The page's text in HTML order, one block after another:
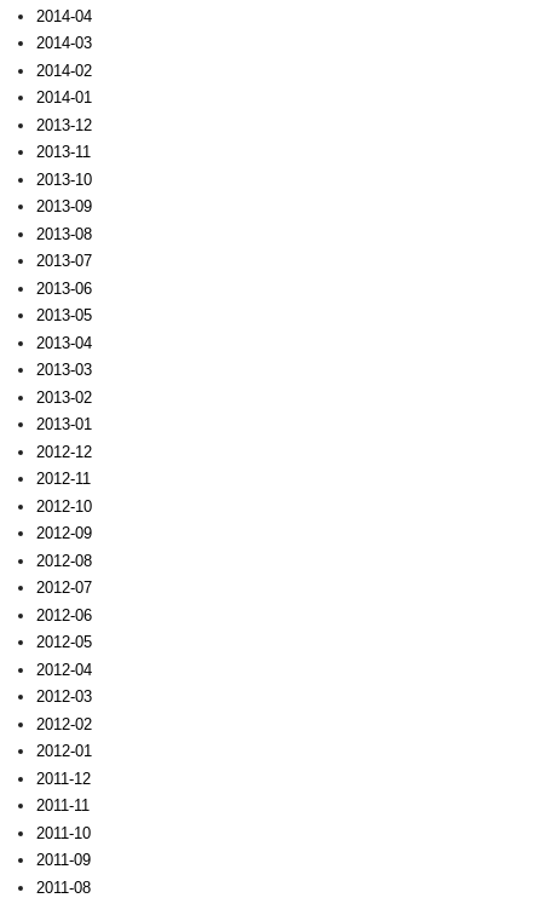
2014-04
2014-03
2014-02
2014-01
2013-12
2013-11
2013-10
2013-09
2013-08
2013-07
2013-06
2013-05
2013-04
2013-03
2013-02
2013-01
2012-12
2012-11
2012-10
2012-09
2012-08
2012-07
2012-06
2012-05
2012-04
2012-03
2012-02
2012-01
2011-12
2011-11
2011-10
2011-09
2011-08